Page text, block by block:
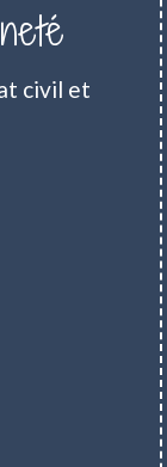
civil et